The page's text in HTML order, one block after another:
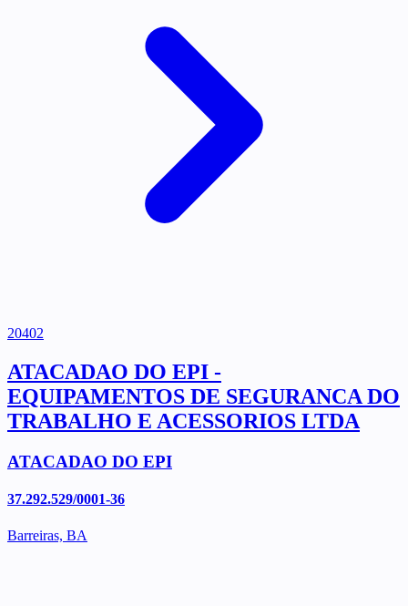
20402
ATACADAO DO EPI -
EQUIPAMENTOS DE SEGURANCA DO
TRABALHO E ACESSORIOS LTDA
ATACADAO DO EPI
37.292.529/0001-36
Barreiras, BA